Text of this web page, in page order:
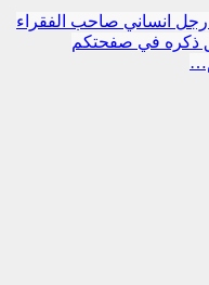
انساني صاحب الفقراء
ذكره في صفحتكم